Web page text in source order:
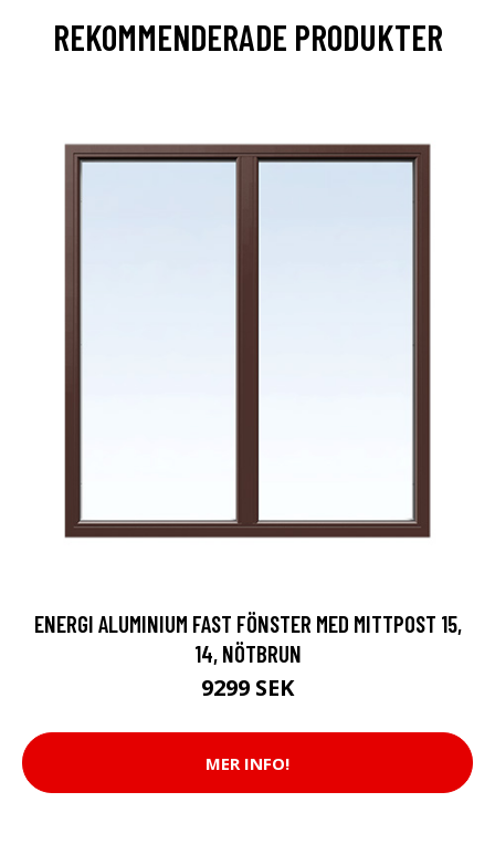
REKOMMENDERADE PRODUKTER
ENERGI ALUMINIUM FAST FÖNSTER MED MITTPOST 15,
14, NÖTBRUN
9299 SEK
MER INFO!